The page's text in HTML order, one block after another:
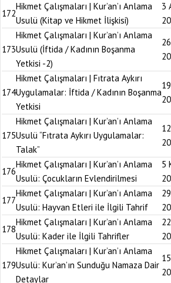
172
Hikmet Çalışmaları | Kur’an’ı Anlama
Usulü (Kitap ve Hikmet İlişkisi)
3
173
Hikmet Çalışmaları | Kur’an’ı Anlama
Usulü (İftida / Kadının Boşanma
Yetkisi -2)
174
Hikmet Çalışmaları | Fıtrata Aykırı
Uygulamalar: İftida / Kadının Boşanma
Yetkisi
175
Hikmet Çalışmaları | Kur’an’ı Anlama
Usulü “Fıtrata Aykırı Uygulamalar:
Talak”
176
Hikmet Çalışmaları | Kur’an’ı Anlama
Usulü: Çocukların Evlendirilmesi
5
177
Hikmet Çalışmaları | Kur’an’ı Anlama
Usulü: Hayvan Etleri ile İlgili Tahrif
178
Hikmet Çalışmaları | Kur’an’ı Anlama
Usulü: Kader ile İlgili Tahrifler
179
Hikmet Çalışmaları | Kur’an’ı Anlama
Usulü: Kur’an’ın Sunduğu Namaza Dair
Detaylar